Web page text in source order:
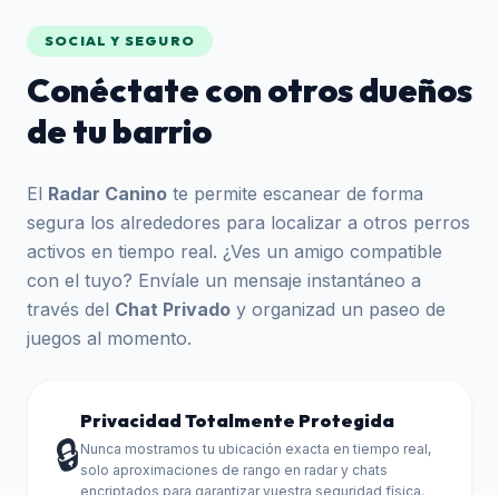
SOCIAL Y SEGURO
Conéctate con otros dueños
de tu barrio
El Radar Canino te permite escanear de forma
segura los alrededores para localizar a otros perros
activos en tiempo real. ¿Ves un amigo compatible
con el tuyo? Envíale un mensaje instantáneo a
través del Chat Privado y organizad un paseo de
juegos al momento.
🔒
Privacidad Totalmente Protegida
Nunca mostramos tu ubicación exacta en tiempo real,
solo aproximaciones de rango en radar y chats
encriptados para garantizar vuestra seguridad física.